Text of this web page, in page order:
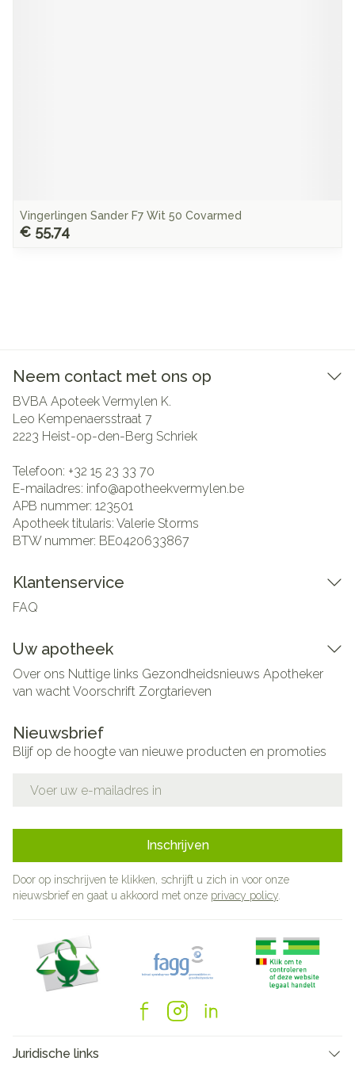
Vingerlingen Sander F7 Wit 50 Covarmed
€ 55,74
Neem contact met ons op
BVBA Apoteek Vermylen K.
Leo Kempenaersstraat 7
2223 Heist-op-den-Berg Schriek
Telefoon: +32 15 23 33 70
E-mailadres: info@apotheekvermylen.be
APB nummer: 123501
Apotheek titularis: Valerie Storms
BTW nummer: BE0420633867
Klantenservice
FAQ
Uw apotheek
Over ons Nuttige links Gezondheidsnieuws Apotheker
van wachtVoorschrift Zorgtarieven
Nieuwsbrief
Blijf op de hoogte van nieuwe producten en promoties
Inschrijven
Door op inschrijven te klikken, schrijft u zich in voor onze
nieuwsbrief en gaat u akkoord met onze privacy policy
Juridische links